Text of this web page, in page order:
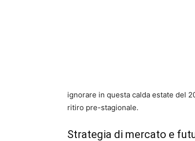
ignorare in questa calda estate del
ritiro pre-stagionale.
Strategia di mercato e